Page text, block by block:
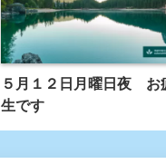
５月１２日月曜日夜 お
生です